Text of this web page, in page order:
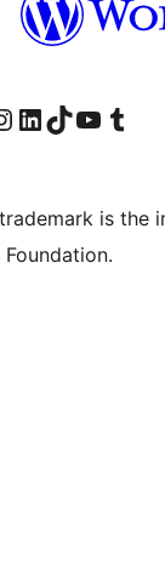
vårt Instagram-konto
Besök vårt LinkedIn-konto
Besök vårt TikTok-konto
Besök vår YouTube-kanalBesök vårt Tumblr-konto
is the